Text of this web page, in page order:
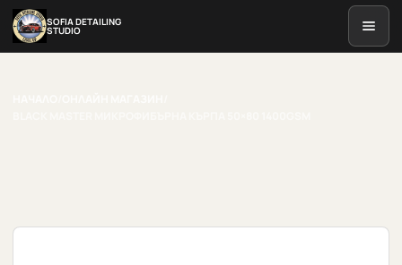
SOFIA DETAILING
STUDIO